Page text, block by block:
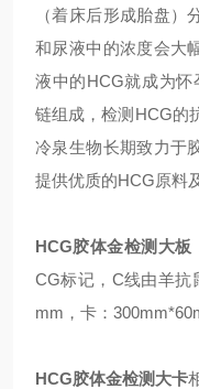
（着床后形成胎盘
和尿液中的浓度会大
液中的HCG就成为
链组成，检测HCG的
冷泉生物长期致力于
提供优质的HCG原料
HCG胶体金检测大板
CG标记，C线由羊抗
mm，卡：
HCG胶体金检测大卡